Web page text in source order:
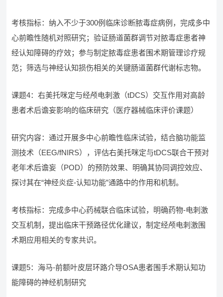
考核指标：纳入不少于300例临床诊断脓毒症病例，完成多中
心前瞻性随机对照研究；验证肠道菌群调节对脓毒症患者神
经认知障碍的疗效；参与制定脓毒症患者围术期管理诊疗规
范；筛选与神经认知损伤相关的关键肠道菌群代谢标志物。
课题4：右美托咪定与经颅电刺激（tDCS）交互作用对高龄
患者术后谵妄影响的临床研究（医疗器械临床评价课题）
研究内容：通过开展多中心前瞻性临床试验，结合脑功能监
测技术（EEG/fNIRS），评估右美托咪定与tDCS联合干预对
老年术后谵妄（POD）的预防效果、明确其协同调控效应、
探讨其在“神经炎症-认知功能”通路中的作用和机制。
考核指标：完成多中心药械联合临床试验，明确药物-电刺激
交互机制，提出临床干预路径优化建议，制定经颅电刺激围
术期应用相关的专家共识。
课题5：海马-前额叶皮层环路介导OSA患者围手术期认知功
能障碍的神经机制研究